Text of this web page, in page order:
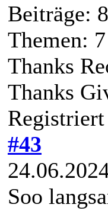
Beiträge:
Themen: 7
Thanks
Thanks
#43
Soo